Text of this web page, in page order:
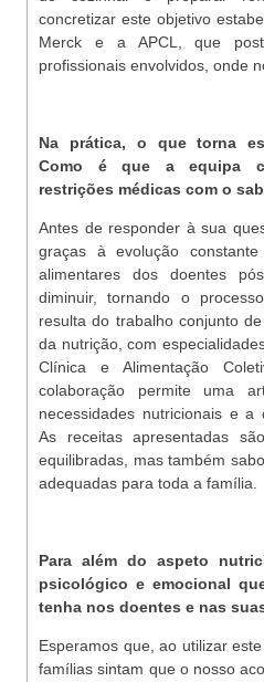
concretizar este objetivo
Merck e a APCL, que
profissionais envolvidos, onde
Na prática, o que torna
Como é que a equipa
restrições médicas com o
Antes de responder à sua
graças à evolução
alimentares dos doentes
diminuir, tornando o
resulta do trabalho conjunto
da nutrição, com
Clínica e Alimentação
colaboração permite uma
necessidades nutricionais e a
As receitas apresentadas
equilibradas, mas também
adequadas para toda a família.
Para além do aspeto
psicológico e emocional
tenha nos doentes e nas
Esperamos que, ao utilizar
famílias sintam que o nosso